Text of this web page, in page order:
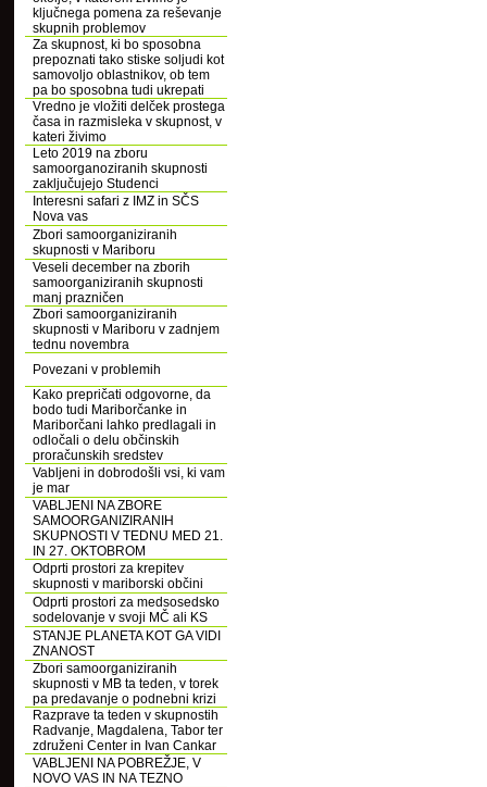
ključnega pomena za reševanje
skupnih problemov
Za skupnost, ki bo sposobna
prepoznati tako stiske soljudi kot
samovoljo oblastnikov, ob tem
pa bo sposobna tudi ukrepati
Vredno je vložiti delček prostega
časa in razmisleka v skupnost, v
kateri živimo
Leto 2019 na zboru
samoorganoziranih skupnosti
zaključujejo Studenci
Interesni safari z IMZ in SČS
Nova vas
Zbori samoorganiziranih
skupnosti v Mariboru
Veseli december na zborih
samoorganiziranih skupnosti
manj prazničen
Zbori samoorganiziranih
skupnosti v Mariboru v zadnjem
tednu novembra
Povezani v problemih
Kako prepričati odgovorne, da
bodo tudi Mariborčanke in
Mariborčani lahko predlagali in
odločali o delu občinskih
proračunskih sredstev
Vabljeni in dobrodošli vsi, ki vam
je mar
VABLJENI NA ZBORE
SAMOORGANIZIRANIH
SKUPNOSTI V TEDNU MED 21.
IN 27. OKTOBROM
Odprti prostori za krepitev
skupnosti v mariborski občini
Odprti prostori za medsosedsko
sodelovanje v svoji MČ ali KS
STANJE PLANETA KOT GA VIDI
ZNANOST
Zbori samoorganiziranih
skupnosti v MB ta teden, v torek
pa predavanje o podnebni krizi
Razprave ta teden v skupnostih
Radvanje, Magdalena, Tabor ter
združeni Center in Ivan Cankar
VABLJENI NA POBREŽJE, V
NOVO VAS IN NA TEZNO